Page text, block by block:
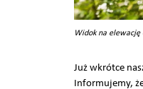
Widok na elewację
Już wkrótce
Informujemy,